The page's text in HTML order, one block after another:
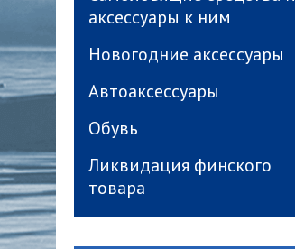
аксессуары к ним
Новогодние аксессуары
Автоаксессуары
Обувь
Ликвидация финского
товара